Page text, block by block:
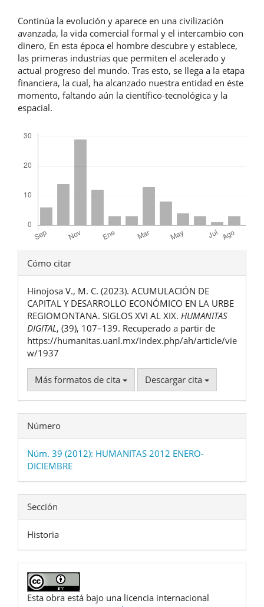
Continúa la evolución y aparece en una civilización
avanzada, la vida comercial formal y el intercambio con
dinero, En esta época el hombre descubre y establece,
las primeras industrias que permiten el acelerado y
actual progreso del mundo. Tras esto, se llega a la etapa
financiera, la cual, ha alcanzado nuestra entidad en éste
momento, faltando aún la científico-tecnológica y la
espacial.
Detalles
del
artículo
Cómo citar
Hinojosa V., M. C. (2023). ACUMULACIÓN DE
CAPITAL Y DESARROLLO ECONÓMICO EN LA URBE
REGIOMONTANA. SIGLOS XVI AL XIX. HUMANITAS
DIGITAL, (39), 107–139. Recuperado a partir de
https://humanitas.uanl.mx/index.php/ah/article/vie
w/1937
Más formatos de cita Descargar cita
Número
Núm. 39 (2012): HUMANITAS 2012 ENERO-
DICIEMBRE
Sección
Historia
Esta obra está bajo una licencia internacional